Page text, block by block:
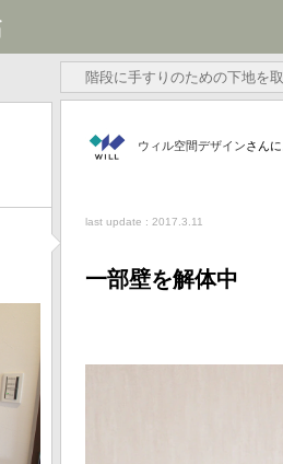
階段に手すりのための下地を
ウィル空間デザインさん
last update : 2017.3.11
一部壁を解体中